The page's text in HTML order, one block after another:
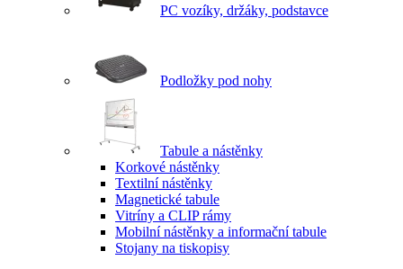
PC vozíky, držáky, podstavce
Podložky pod nohy
Tabule a nástěnky
Korkové nástěnky
Textilní nástěnky
Magnetické tabule
Vitríny a CLIP rámy
Mobilní nástěnky a informační tabule
Stojany na tiskopisy